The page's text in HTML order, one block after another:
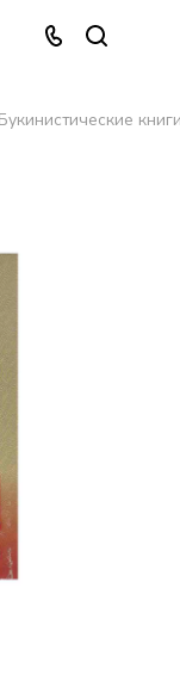
Букинистические